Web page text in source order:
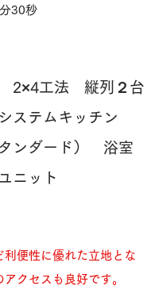
30秒
2×4工法 縦列２台
ステムキッチン
タンダード） 浴室
ニット
利便性に優れた立地とな
アクセスも良好です。